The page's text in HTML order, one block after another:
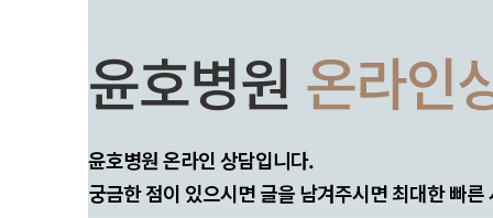
윤호병원 온라인
윤호병원 온라인 상담입니다.
궁금한 점이 있으시면 글을 남겨주시면 최대한 빠